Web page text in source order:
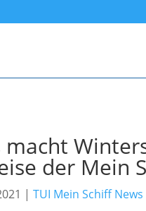
macht
der Mein
|TUI Mein Schiff News